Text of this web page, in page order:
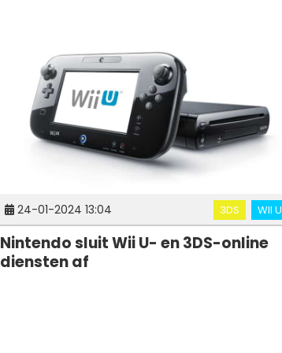
24-01-2024 13:04 3DS WII U
Nintendo sluit Wii U- en 3DS-online
diensten af